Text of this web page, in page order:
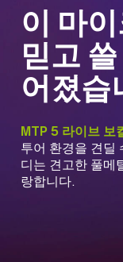
이 마
믿고
어졌습
MTP 5 라이브 보
투어 환경을 견딜
디는 견고한 풀메
랑합니다.